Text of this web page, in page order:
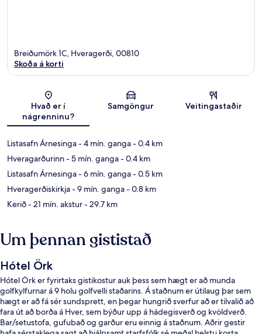
Kort
Breiðumörk 1C, Hveragerði, 00810
Skoða á korti
Hvað er í
nágrenninu?
Samgöngur Veitingastaðir
Listasafn Árnesinga- 4 mín. ganga- 0.4 km
Hveragarðurinn- 5 mín. ganga- 0.4 km
Listasafn Árnesinga- 6 mín. ganga- 0.5 km
Hveragerðiskirkja- 9 mín. ganga- 0.8 km
Kerið- 21 mín. akstur- 29.7 km
Um þennan gististað
Hótel Örk
Hótel Örk er fyrirtaks gistikostur auk þess sem hægt er að munda
golfkylfurnar á 9 holu golfvelli staðarins. Á staðnum er útilaug þar sem
hægt er að fá sér sundsprett, en þegar hungrið sverfur að er tilvalið að
fara út að borða á Hver, sem býður upp á hádegisverð og kvöldverð.
Bar/setustofa, gufubað og garður eru einnig á staðnum. Aðrir gestir